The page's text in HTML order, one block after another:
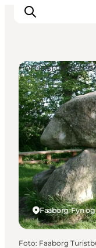
Spisesteder
Oplevelser
Øhop
Outdoor
Det sker
Faaborg, Fyn
Fortidsminder
Foto: Faaborg